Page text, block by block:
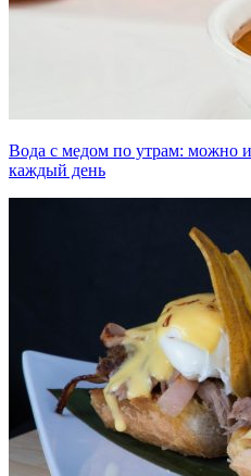
Вода с медом по утрам: можно
каждый день